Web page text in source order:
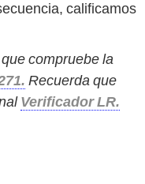
calificamos
compruebe la
Recuerda que
Verificador LR.